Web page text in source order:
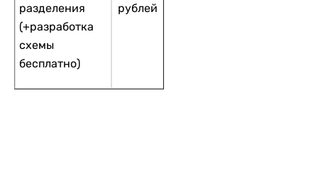
разделения
(+разработка
схемы
бесплатно)
рублей